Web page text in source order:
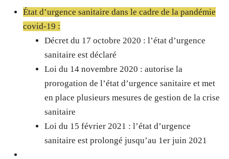
État d’urgence sanitaire dans le cadre de la pandémie
covid-19 :
Décret du 17 octobre 2020 : l’état d’urgence
sanitaire est déclaré
Loi du 14 novembre 2020 : autorise la
prorogation de l’état d’urgence sanitaire et met
en place plusieurs mesures de gestion de la crise
sanitaire
Loi du 15 février 2021 : l’état d’urgence
sanitaire est prolongé jusqu’au 1er juin 2021